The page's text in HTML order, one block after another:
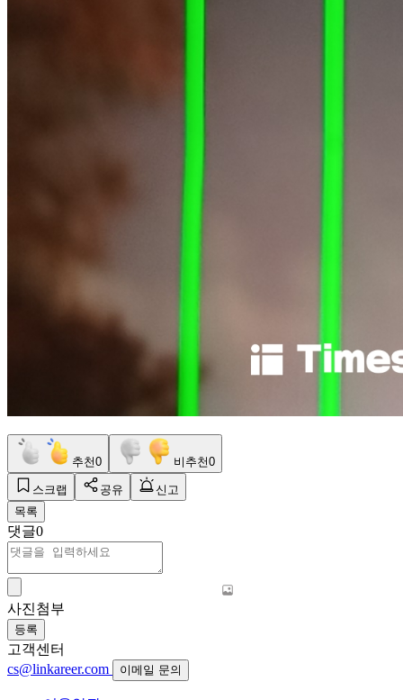
추천0 비추천0
스크랩 공유
신고
목록
댓글0
사진첨부
등록
고객센터
cs@linkareer.com
이메일 문의